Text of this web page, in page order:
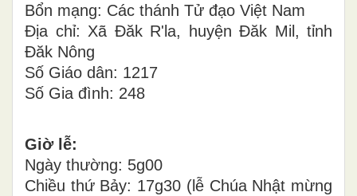
Bổn mạng: Các thánh Tử đạo Việt Nam
Địa chỉ: Xã Đăk R'la, huyện Đăk Mil, tỉnh
Đăk Nông
Số Giáo dân: 1217
Số Gia đình: 248
Giờ lễ:
Ngày thường: 5g00
Chiều thứ Bảy: 17g30 (lễ Chúa Nhật mừng